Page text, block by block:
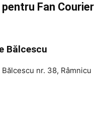
Fan Courier
Bălcescu
nr. 38, Râmnicu